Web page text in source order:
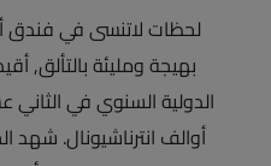
لحظات لاتنسى في فندق
بهيجة ومليئة بالتألق,
أوالف انترناشيونال. شهد